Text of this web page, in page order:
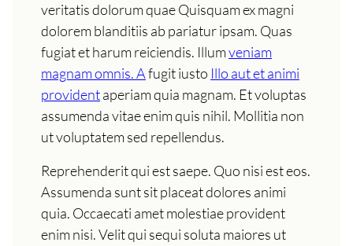
veritatis dolorum quae Quisquam ex magni
dolorem blanditiis ab pariatur ipsam. Quas
fugiat et harum reiciendis. Illumveniam
magnam omnis. Afugit iusto Illo aut et animi
providentaperiam quia magnam. Et voluptas
assumenda vitae enim quis nihil. Mollitia non
ut voluptatem sed repellendus.
Reprehenderit qui est saepe. Quo nisi est eos.
Assumenda sunt sit placeat dolores animi
quia. Occaecati amet molestiae provident
enim nisi. Velit qui sequi soluta maiores ut